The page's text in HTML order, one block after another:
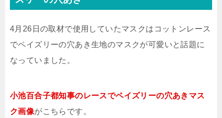
4月26日の取材で使用していたマスクはコットンレース
でペイズリーの穴あき生地のマスクが可愛いと話題に
なっていました。
小池百合子都知事のレースでペイズリーの穴あきマス
ク画像がこちらです。